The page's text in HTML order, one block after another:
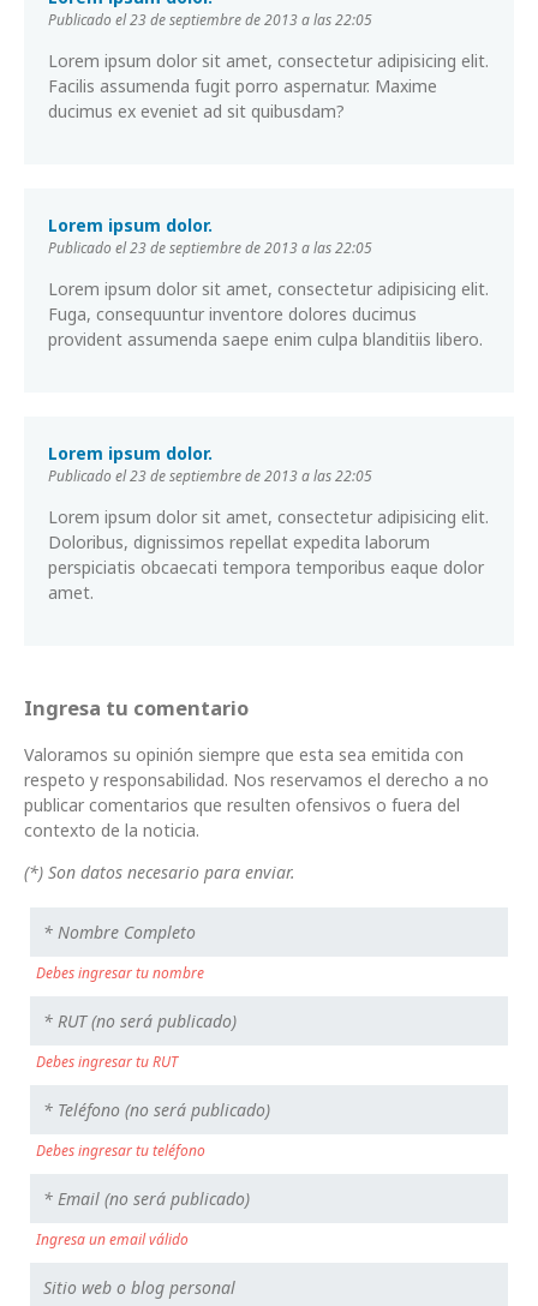
Publicado el 23 de septiembre de 2013 a las 22:05
Lorem ipsum dolor sit amet, consectetur adipisicing elit.
Facilis assumenda fugit porro aspernatur. Maxime
ducimus ex eveniet ad sit quibusdam?
Lorem ipsum dolor.
Publicado el 23 de septiembre de 2013 a las 22:05
Lorem ipsum dolor sit amet, consectetur adipisicing elit.
Fuga, consequuntur inventore dolores ducimus
provident assumenda saepe enim culpa blanditiis libero.
Lorem ipsum dolor.
Publicado el 23 de septiembre de 2013 a las 22:05
Lorem ipsum dolor sit amet, consectetur adipisicing elit.
Doloribus, dignissimos repellat expedita laborum
perspiciatis obcaecati tempora temporibus eaque dolor
amet.
Ingresa tu comentario
Valoramos su opinión siempre que esta sea emitida con
respeto y responsabilidad. Nos reservamos el derecho a no
publicar comentarios que resulten ofensivos o fuera del
contexto de la noticia.
(*) Son datos necesario para enviar.
Debes ingresar tu nombre
Debes ingresar tu RUT
Debes ingresar tu teléfono
Ingresa un email válido